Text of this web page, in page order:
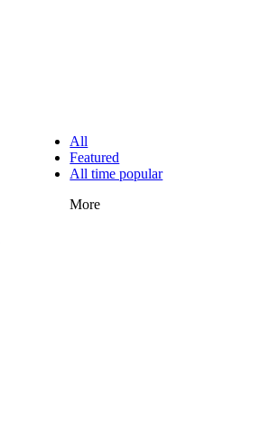
All
Featured
All time popular
More